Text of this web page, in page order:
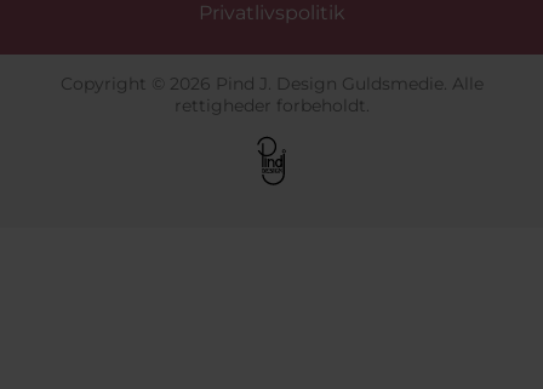
Privatlivspolitik
Copyright © 2026 Pind J. Design Guldsmedie. Alle
rettigheder forbeholdt.